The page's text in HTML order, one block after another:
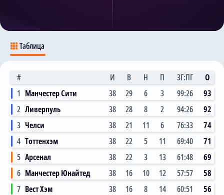
Таблица
# И В Н П ЗГ:ПГ
О
1 Манчестер Сити 38 29 6 3 99:26
93
2 Ливерпуль 38 28 8 2 94:26
92
3 Челси 38 21 11 6 76:33
74
4 Тоттенхэм 38 22 5 11 69:40
71
5 Арсенал 38 22 3 13 61:48
69
6 Манчестер Юнайтед 38 16 10 12 57:57
58
7 Вест Хэм 38 16 8 14 60:51
56